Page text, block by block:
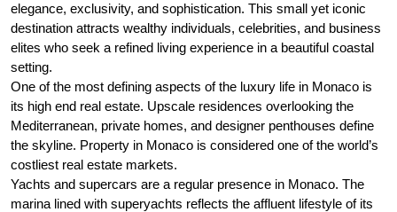
elegance, exclusivity, and sophistication. This small yet iconic
destination attracts wealthy individuals, celebrities, and business
elites who seek a refined living experience in a beautiful coastal
setting.
One of the most defining aspects of the luxury life in Monaco is
its high end real estate. Upscale residences overlooking the
Mediterranean, private homes, and designer penthouses define
the skyline. Property in Monaco is considered one of the world’s
costliest real estate markets.
Yachts and supercars are a regular presence in Monaco. The
marina lined with superyachts reflects the affluent lifestyle of its